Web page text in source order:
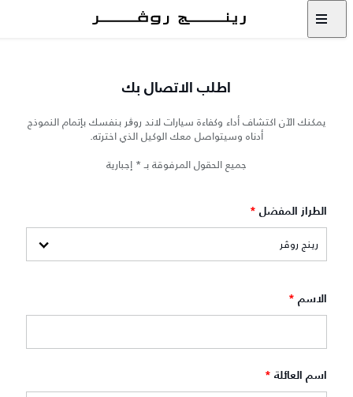
اطلب الاتصال بك
يمكنك الآن اكتشاف أداء وكفاءة سيارات لاند روڨر بنفسك بإتمام النموذج
أدناه وسيتواصل معك الوكيل الذي اخترته.
جميع الحقول المرفوقة بـ * إجبارية
الطراز المفضل *
الاسم *
اسم العائلة *